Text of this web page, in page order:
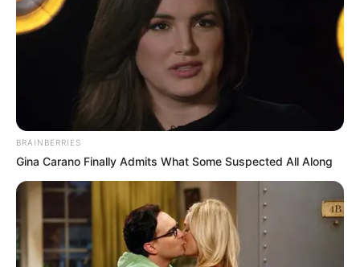
Μια σκηνή που θύμιζε κινηματογραφική
ταινία εκτυλίχθηκε σε δρόμο της Νότιας
Εύβοιας και έκανε πολλούς να τραβάνε τα
μαλλιά τους.
BRAINBERRIES
Gina Carano Finally Admits What Some Suspected All Along